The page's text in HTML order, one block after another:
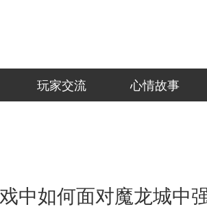
玩家交流 心情故事
中如何面对魔龙城中